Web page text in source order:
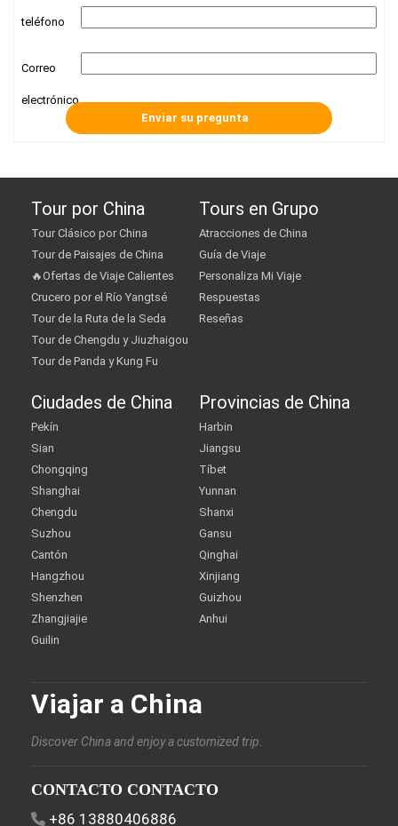
teléfono
Correo
electrónico
Tour por China
Tour Clásico por China
Tour de Paisajes de China
🔥Ofertas de Viaje Calientes
Crucero por el Río Yangtsé
Tour de la Ruta de la Seda
Tour de Chengdu y Jiuzhaigou
Tour de Panda y Kung Fu
Tours en Grupo
Atracciones de China
Guía de Viaje
Personaliza Mi Viaje
Respuestas
Reseñas
Ciudades de China
Pekín
Sian
Chongqing
Shanghai
Chengdu
Suzhou
Cantón
Hangzhou
Shenzhen
Zhangjiajie
Guilin
Provincias de China
Harbin
Jiangsu
Tíbet
Yunnan
Shanxi
Gansu
Qinghai
Xinjiang
Guizhou
Anhui
Viajar a China
Discover China and enjoy a customized trip.
CONTACTO CONTACTO
+86 13880406886